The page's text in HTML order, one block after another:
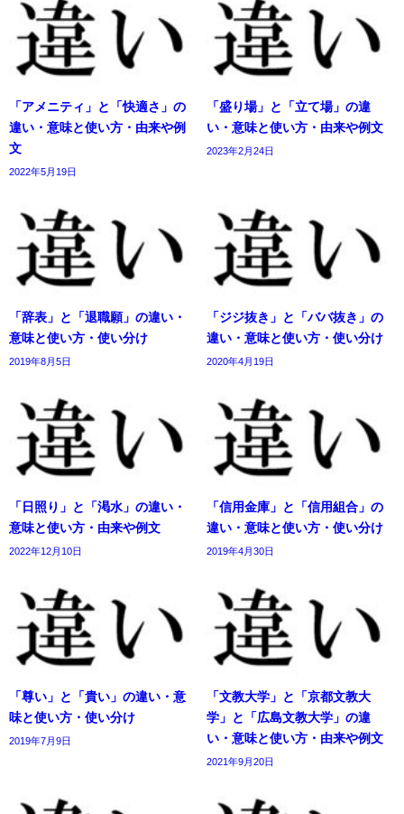
「アメニティ」と「快適さ」の
違い・意味と使い方・由来や例
文
2022年5月19日
「盛り場」と「立て場」の違
い・意味と使い方・由来や例文
2023年2月24日
「辞表」と「退職願」の違い・
意味と使い方・使い分け
2019年8月5日
「ジジ抜き」と「ババ抜き」の
違い・意味と使い方・使い分け
2020年4月19日
「日照り」と「渇水」の違い・
意味と使い方・由来や例文
2022年12月10日
「信用金庫」と「信用組合」の
違い・意味と使い方・使い分け
2019年4月30日
「尊い」と「貴い」の違い・意
味と使い方・使い分け
2019年7月9日
「文教大学」と「京都文教大
学」と「広島文教大学」の違
い・意味と使い方・由来や例文
2021年9月20日